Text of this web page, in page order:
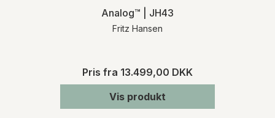
Analog™ | JH43
Fritz Hansen
Pris fra 13.499,00 DKK
Vis produkt